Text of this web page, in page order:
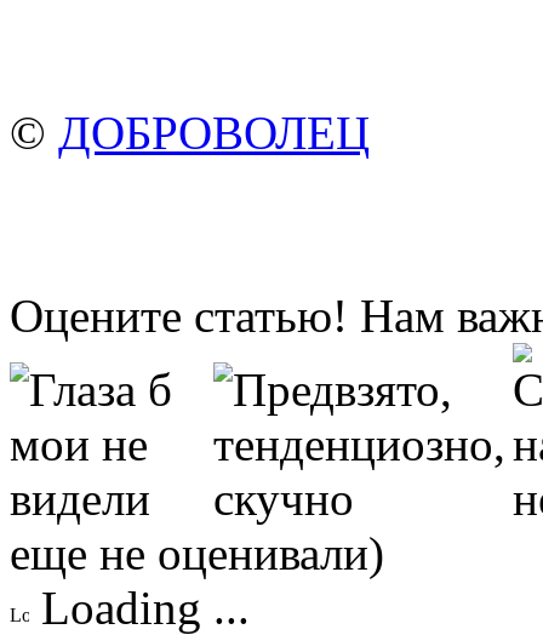
© ДОБРОВОЛЕЦ
Оцените статью! Нам
еще не оценивали)
Loading ...